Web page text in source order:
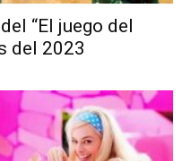
“El juego del
del 2023